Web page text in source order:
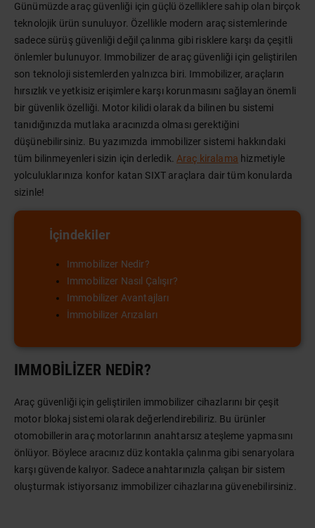
Günümüzde araç güvenliği için güçlü özelliklere sahip olan birçok
teknolojik ürün sunuluyor. Özellikle modern araç sistemlerinde
sadece sürüş güvenliği değil çalınma gibi risklere karşı da çeşitli
önlemler bulunuyor. Immobilizer de araç güvenliği için geliştirilen
son teknoloji sistemlerden yalnızca biri. Immobilizer, araçların
hırsızlık ve yetkisiz erişimlere karşı korunmasını sağlayan önemli
bir güvenlik özelliği. Motor kilidi olarak da bilinen bu sistemi
tanıdığınızda mutlaka aracınızda olması gerektiğini
düşünebilirsiniz. Bu yazımızda immobilizer sistemi hakkındaki
tüm bilinmeyenleri sizin için derledik. Araç kiralama hizmetiyle
yolculuklarınıza konfor katan SIXT araçlara dair tüm konularda
sizinle!
İçindekiler
Immobilizer Nedir?
Immobilizer Nasıl Çalışır?
Immobilizer Avantajları
İmmobilizer Arızaları
IMMOBILIZER NEDIR?
Araç güvenliği için geliştirilen immobilizer cihazlarını bir çeşit
motor blokaj sistemi olarak değerlendirebiliriz. Bu ürünler
otomobillerin araç motorlarının anahtarsız ateşleme yapmasını
önlüyor. Böylece aracınız düz kontakla çalınma gibi senaryolara
karşı güvende kalıyor. Sadece anahtarınızla çalışan bir sistem
oluşturmak istiyorsanız immobilizer cihazlarına güvenebilirsiniz.